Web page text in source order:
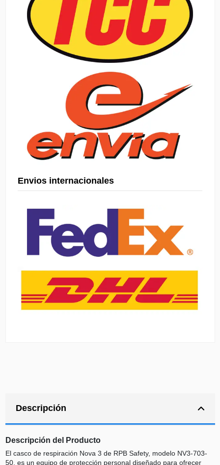
Envios internacionales
Descripción
Descripción del Producto
El casco de respiración Nova 3 de RPB Safety, modelo NV3-703-
50, es un equipo de protección personal diseñado para ofrecer